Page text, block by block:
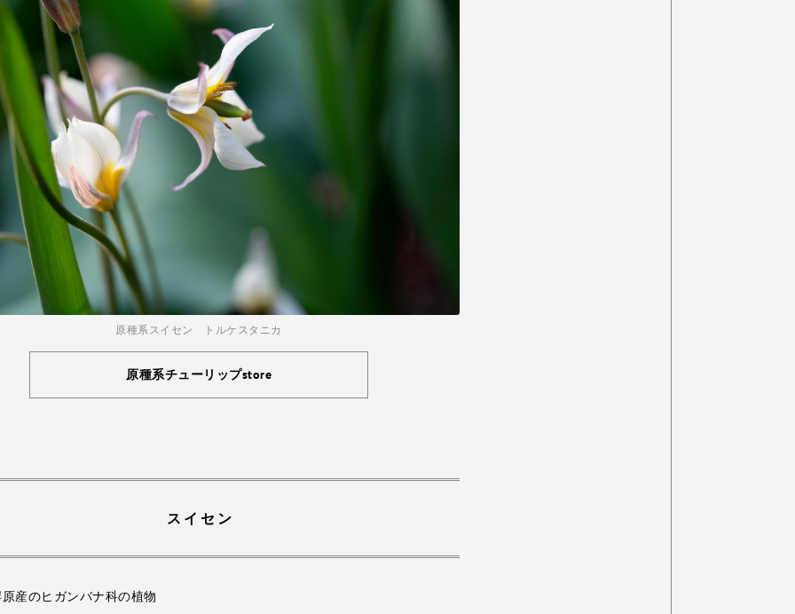
原種系スイセン トルケスタニカ
原種系チューリップstore
スイセン
産のヒガンバナ科の植物